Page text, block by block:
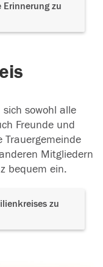
zu
sowohl alle
Freunde und
Trauergemeinde
Mitgliedern
bequem ein.
zu